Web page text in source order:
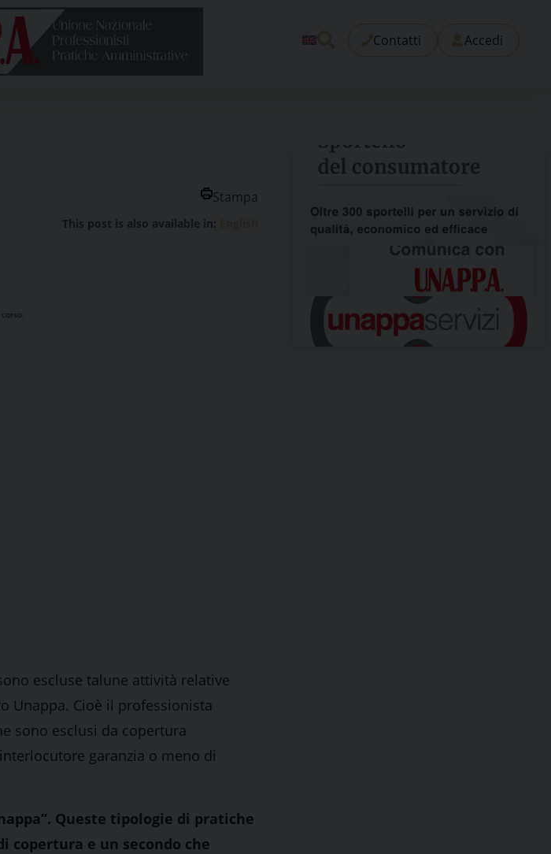
Unione
nazionale
professionisti
Contatti
Accedi
Stampa
This post is also available in:
escluse talune attività relative
Unappa. Cioè il professionista
sono esclusi da copertura
garanzia o meno di
Queste tipologie di pratiche
copertura e un secondo che